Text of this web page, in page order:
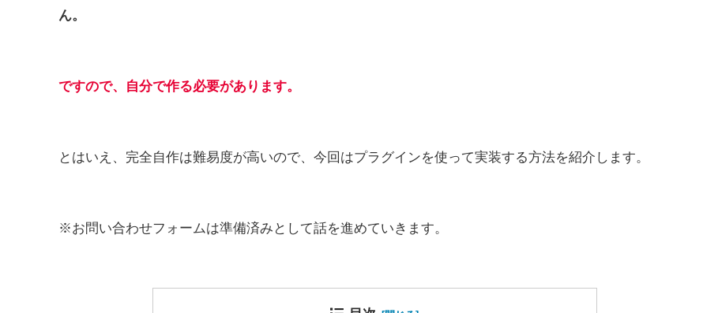
ん。
ですので、自分で作る必要があります。
とはいえ、完全自作は難易度が高いので、今回はプラグインを使って実装する方法を紹介します。
※お問い合わせフォームは準備済みとして話を進めていきます。